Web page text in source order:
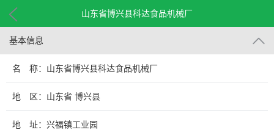
山东省博兴县科达食品机械厂
基本信息
名 称：山东省博兴县科达食品机械厂
地 区：山东省 博兴县
地 址：兴福镇工业园